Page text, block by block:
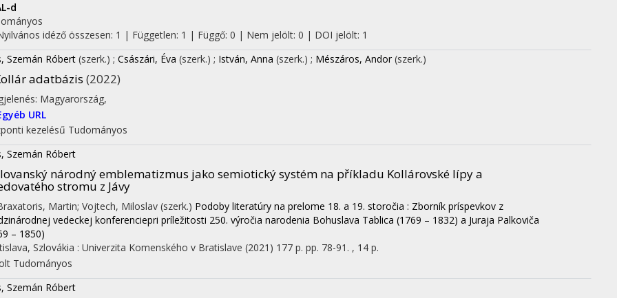
d
idéző összesen: 1 | Független: 1 | Függő: 0 | Nem jelölt: 0 | DOI jelölt: 1
Szemán Róbert (szerk.) ; Császári, Éva (szerk.) ; István, Anna (szerk.) ; Mészáros, Andor (szerk.)
adatbázis (2022)
Magyarország,
URL
kezelésű Tudományos
Szemán Róbert
národný emblematizmus jako semiotický systém na příkladu Kollárovské lípy a
stromu z Jávy
Martin; Vojtech, Miloslav (szerk.) Podoby literatúry na prelome 18. a 19. storočia : Zborník príspevkov z
vedeckej konferenciepri príležitosti 250. výročia narodenia Bohuslava Tablica (1769 – 1832) a Juraja Palkoviča
– 1850)
Szlovákia : Univerzita Komenského v Bratislave (2021) 177 p. pp. 78-91. , 14 p.
Tudományos
Szemán Róbert